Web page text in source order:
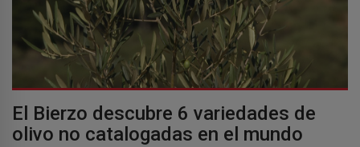
El Bierzo descubre 6 variedades de
olivo no catalogadas en el mundo